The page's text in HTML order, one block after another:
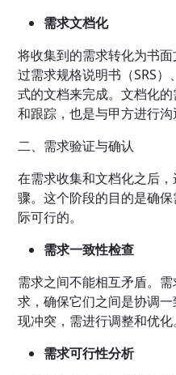
需求文档化
将收集到的需求转化为书
过需求规格说明书（SRS
式的文档来完成。文档化
和跟踪，也是与甲方进行沟
二、需求验证与确认
在需求收集和文档化之后
骤。这个阶段的目的是确
际可行的。
需求一致性检查
需求之间不能相互矛盾。
求，确保它们之间是协调
现冲突，需进行调整和优化
需求可行性分析